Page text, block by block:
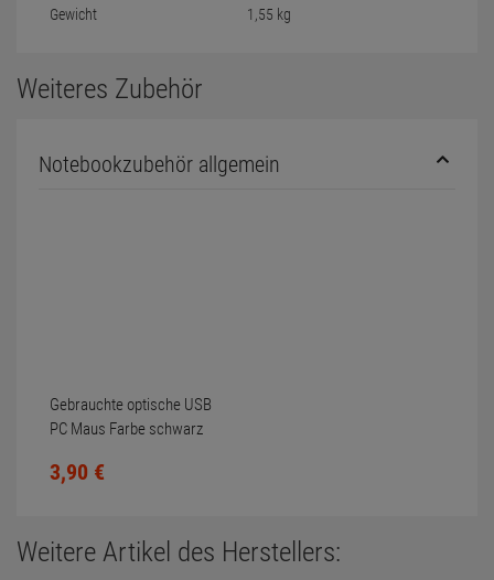
Gewicht 1,55 kg
Weiteres Zubehör
Notebookzubehör allgemein
Gebrauchte optische USB
PC Maus Farbe schwarz
3,90 €
Weitere Artikel des Herstellers: